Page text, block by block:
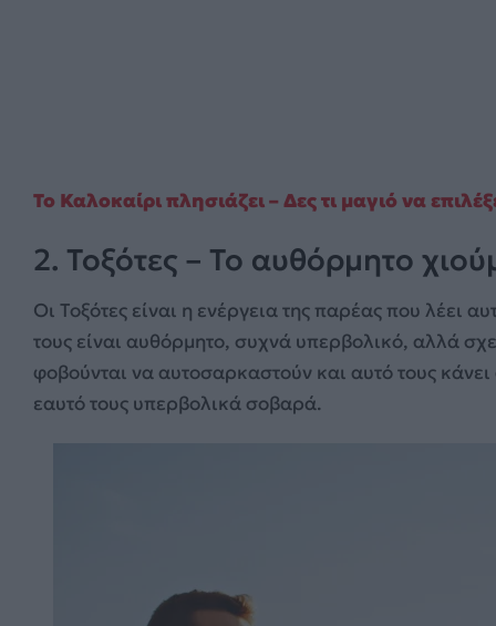
Το Καλοκαίρι πλησιάζει – Δες τι μαγιό να
2. Τοξότες – Το αυθόρμητο
Οι Τοξότες είναι η ενέργεια της παρέας που λέει
τους είναι αυθόρμητο, συχνά υπερβολικό, αλλά
φοβούνται να αυτοσαρκαστούν και αυτό τους
εαυτό τους υπερβολικά σοβαρά.